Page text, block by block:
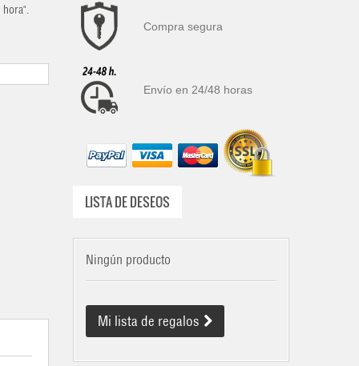
Compra segura
Envío en 24/48 horas
LISTA DE DESEOS
Ningún producto
Mi lista de regalos